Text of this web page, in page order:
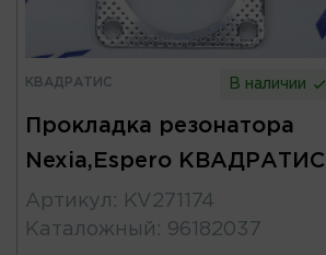
КВАДРАТИС В наличии
Прокладка резонатора
Nexia,Espero КВАДРАТИС
Артикул :
KV271174
Каталожный : 96182037